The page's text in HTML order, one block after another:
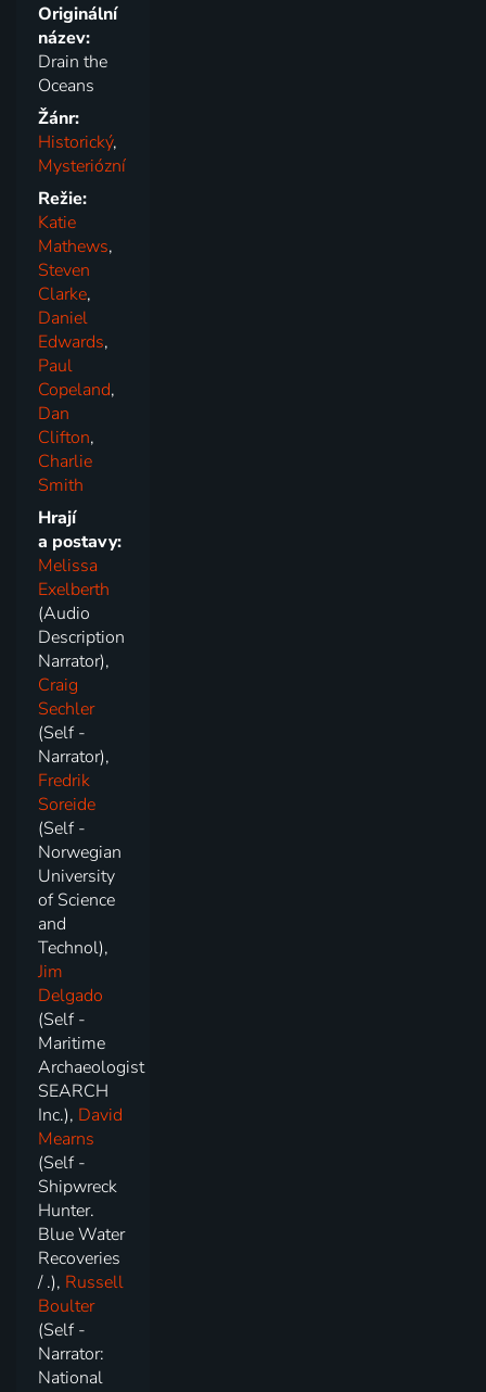
Originální
název:
Drain the
Oceans
Žánr:
Historický,
Mysteriózní
Režie:
Katie
Mathews,
Steven
Clarke,
Daniel
Edwards,
Paul
Copeland,
Dan
Clifton,
Charlie
Smith
Hrají
a postavy:
Melissa
Exelberth
(Audio
Description
Narrator),
Craig
Sechler
(Self -
Narrator),
Fredrik
Soreide
(Self -
Norwegian
University
of Science
and
Technol),
Jim
Delgado
(Self -
Maritime
Archaeologist
SEARCH
Inc.), David
Mearns
(Self -
Shipwreck
Hunter.
Blue Water
Recoveries
/ .), Russell
Boulter
(Self -
Narrator:
National